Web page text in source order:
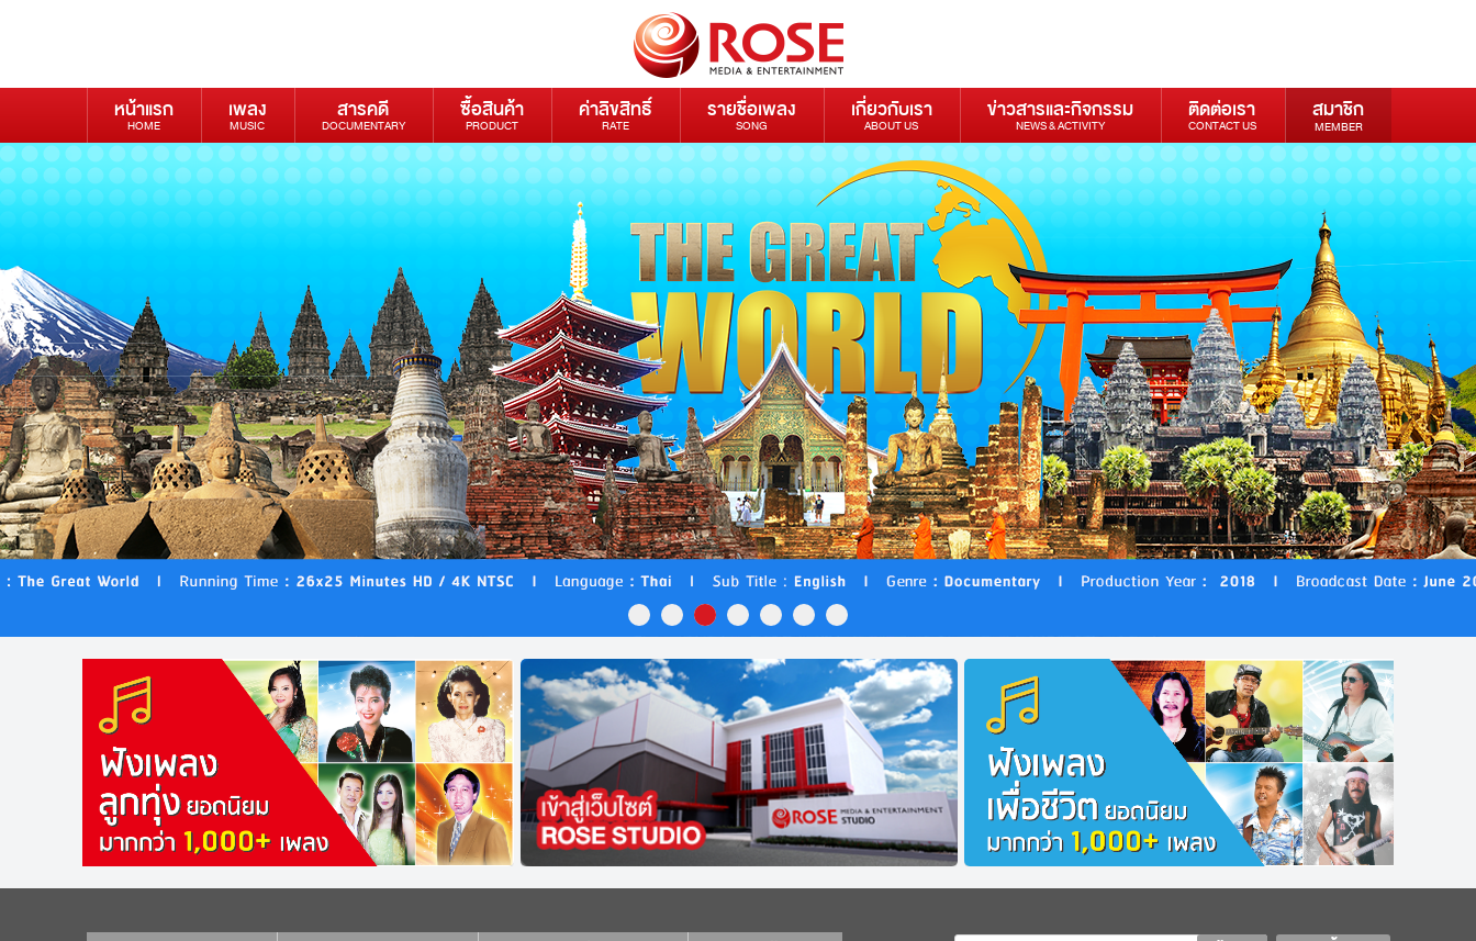
หน้าแรก
HOME
เพลง
MUSIC
สารคดี
DOCUMENTARY
ซื้อสินค้า
PRODUCT
ค่าลิขสิทธิ์
RATE
รายชื่อเพลง
SONG
เกี่ยวกับเรา
ABOUT US
ข่าวสารและกิจกรรม
NEWS & ACTIVITY
ติดต่อเรา
CONTACT US
สมาชิก
MEMBER